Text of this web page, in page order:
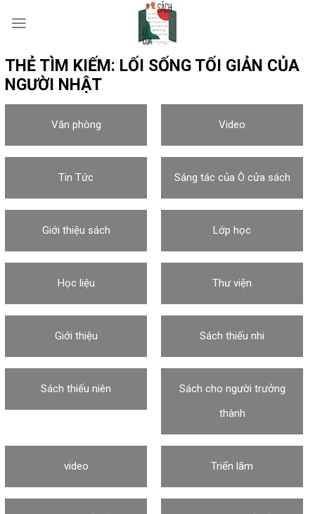
THẺ TÌM KIẾM: LỐI SỐNG TỐI GIẢN CỦA
NGƯỜI NHẬT
Văn phòng Video
Tin Tức Sáng tác của Ô cửa sách
Giới thiệu sách Lớp học
Học liệu Thư viện
Giới thiệu Sách thiếu nhi
Sách thiếu niên
Sách cho người trưởng
thành
video Triển lãm